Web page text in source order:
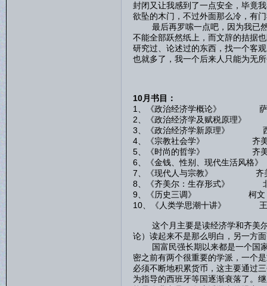
封闭又让我感到了一点安全，毕竟
欲坠的木门，不过外面那么冷，有
最后再罗嗦一点吧，因为我已然
不能全部跃然纸上，而文辞的拮据
研究过、论述过的东西，找一个客
也就多了，我一个后来人只能为无
10月书目：
1、《政治经济学概论》 萨
2、《政治经济学及赋税原理》
3、《政治经济学新原理》
4、《宗教社会学》 齐美
5、《时尚的哲学》 齐美
6、《金钱、性别、现代生活风格
7、《现代人与宗教》 齐
8、《齐美尔：生存形式》
9、《历史三调》 柯文
10、《人类学思潮十讲》 王
这个月主要是读经济学和齐美尔
论）读起来不是那么明白，另一方
国富民强长期以来都是一个国家
密之前有两个很重要的学派，一个
必须不断地积累货币，这主要通过
为指导的西班牙等国逐渐衰落了。